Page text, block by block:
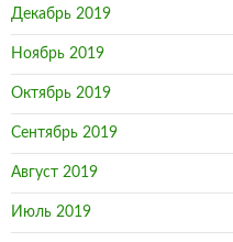
Декабрь 2019
Ноябрь 2019
Октябрь 2019
Сентябрь 2019
Август 2019
Июль 2019